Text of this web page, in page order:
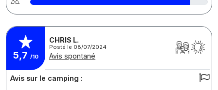
5,7 /10
CHRIS L.
Posté le 08/07/2024
Avis spontané
Avis sur le camping :